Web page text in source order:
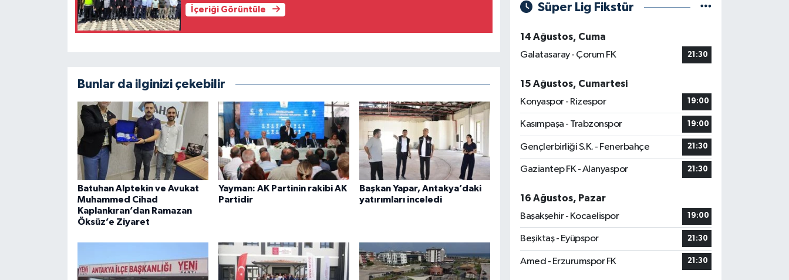
İçeriği Görüntüle
Bunlar da ilginizi çekebilir
Batuhan Alptekin ve Avukat
Muhammed Cihad
Kaplankıran’dan Ramazan
Öksüz’e Ziyaret
Yayman: AK Partinin rakibi AK
Partidir
Başkan Yapar, Antakya’daki
yatırımları inceledi
Süper Lig Fikstür
14 Ağustos, Cuma
Galatasaray - Çorum FK
21:30
15 Ağustos, Cumartesi
Konyaspor - Rizespor
19:00
Kasımpaşa - Trabzonspor 19:00
Gençlerbirliği S.K. - Fenerbahçe 21:30
Gaziantep FK - Alanyaspor 21:30
16 Ağustos, Pazar
Başakşehir - Kocaelispor
19:00
Beşiktaş - Eyüpspor 21:30
Amed - Erzurumspor FK 21:30